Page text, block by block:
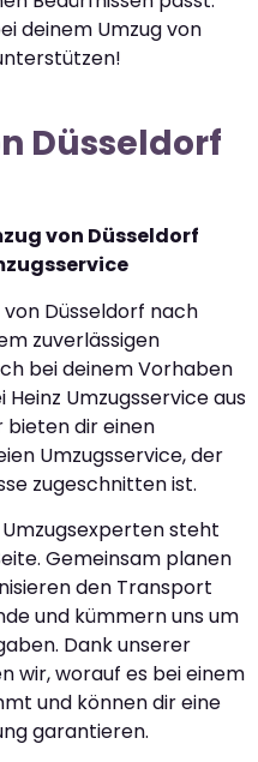
deinem Umzug von
Düsseldorf
von Düsseldorf
von Düsseldorf nach
zuverlässigen
bei deinem Vorhaben
Umzugsservice aus
bieten dir einen
Umzugsservice, der
zugeschnitten ist.
steht
Gemeinsam planen
den Transport
und kümmern uns um
Dank unserer
wir, worauf es bei einem
und können dir eine
garantieren.